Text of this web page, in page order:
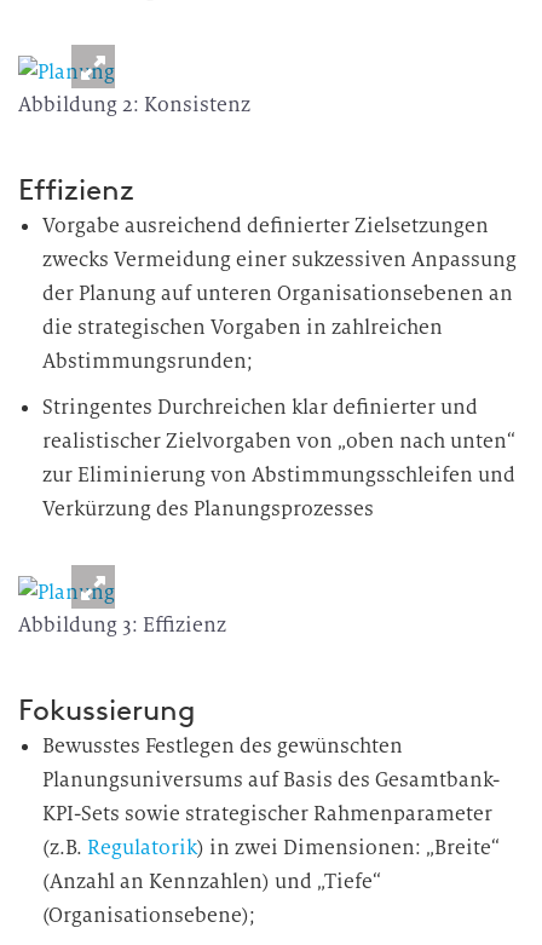
Abbildung 2: Konsistenz
Effizienz
Vorgabe ausreichend definierter Zielsetzungen
zwecks Vermeidung einer sukzessiven Anpassung
der Planung auf unteren Organisationsebenen an
die strategischen Vorgaben in zahlreichen
Abstimmungsrunden;
Stringentes Durchreichen klar definierter und
realistischer Zielvorgaben von „oben nach unten“
zur Eliminierung von Abstimmungsschleifen und
Verkürzung des Planungsprozesses
Abbildung 3: Effizienz
Fokussierung
Bewusstes Festlegen des gewünschten
Planungsuniversums auf Basis des Gesamtbank-
KPI-Sets sowie strategischer Rahmenparameter
(z.B. Regulatorik) in zwei Dimensionen: „Breite“
(Anzahl an Kennzahlen) und „Tiefe“
(Organisationsebene);